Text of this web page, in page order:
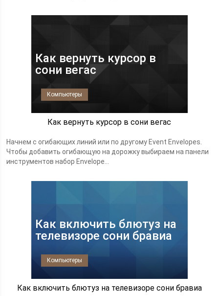
Как вернуть курсор в
сони вегас
Компьютеры
Как вернуть курсор в сони вегас
Начнем с огибающих линий или по другому Event Envelopes.
Чтобы добавить огибающую на дорожку выбираем на панели
инструментов набор Envelope...
Как включить блютуз на
телевизоре сони бравиа
Компьютеры
Как включить блютуз на телевизоре сони бравиа